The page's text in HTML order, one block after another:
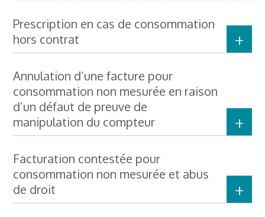
Prescription en cas de consommation
hors contrat
Annulation d’une facture pour
consommation non mesurée en raison
d’un défaut de preuve de
manipulation du compteur
Facturation contestée pour
consommation non mesurée et abus
de droit